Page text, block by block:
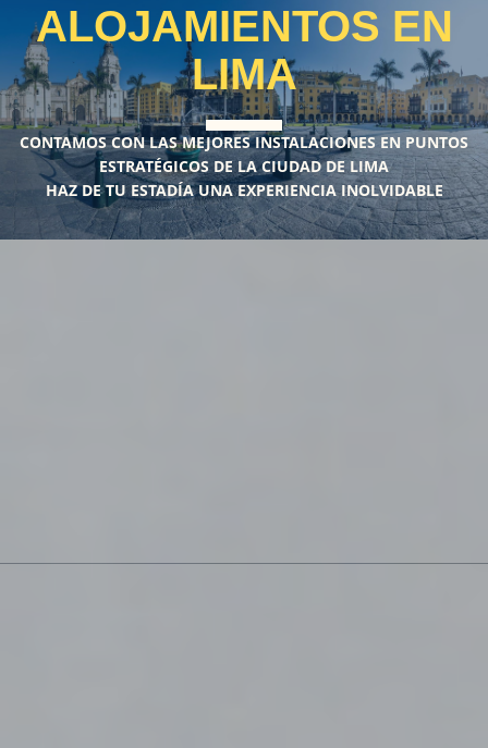
ALOJAMIENTOS EN
LIMA
CONTAMOS CON LAS MEJORES INSTALACIONES EN PUNTOS
ESTRATÉGICOS DE LA CIUDAD DE LIMA
HAZ DE TU ESTADÍA UNA EXPERIENCIA INOLVIDABLE